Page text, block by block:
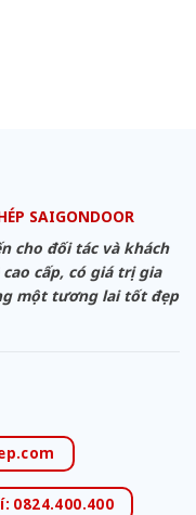
SAIGONDOOR
cho đối tác và khách
cấp, có giá trị gia
một tương lai tốt đẹp
0824.400.400